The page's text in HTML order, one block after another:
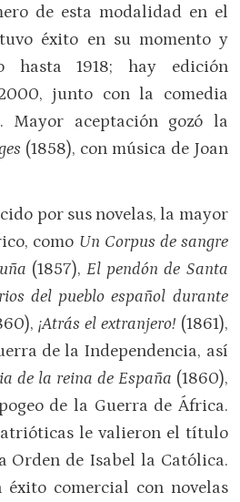
de esta modalidad en el
éxito en su momento y
hasta 1918; hay edición
junto con la comedia
. Mayor aceptación gozó la
(1858), con música de Joan
por sus novelas, la mayor
como Un Corpus de sangre
(1857),El pendón de Santa
del pueblo español durante
¡Atrás el extranjero! (1861),
de la Independencia, así
de la reina de España (1860),
de la Guerra de África.
le valieron el título
Orden de Isabel la Católica.
comercial con novelas